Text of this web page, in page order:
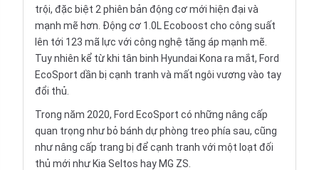
trội, đặc biệt 2 phiên bản động cơ mới hiện đại và
mạnh mẽ hơn. Động cơ 1.0L Ecoboost cho công suất
lên tới 123 mã lực với công nghệ tăng áp mạnh mẽ.
Tuy nhiên kể từ khi tân binh Hyundai Kona ra mắt, Ford
EcoSport dần bị cạnh tranh và mất ngôi vương vào tay
đổi thủ.
Trong năm 2020, Ford EcoSport có những nâng cấp
quan trọng như bỏ bánh dự phòng treo phía sau, cũng
như nâng cấp trang bị để cạnh tranh với một loạt đối
thủ mới như Kia Seltos hay MG ZS.